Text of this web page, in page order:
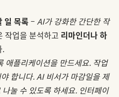
일 목록 – AI가 강화한 간단한 작
작업을 분석하고 리마인더나 하
.
애플리케이션을 만드세요. 작업
합니다. AI 비서가 마감일을 제
눌 수 있도록 하세요. 인터페이